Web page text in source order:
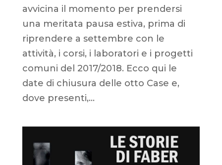
avvicina il momento per prendersi
una meritata pausa estiva, prima di
riprendere a settembre con le
attività, i corsi, i laboratori e i progetti
comuni del 2017/2018. Ecco qui le
date di chiusura delle otto Case e,
dove presenti,...